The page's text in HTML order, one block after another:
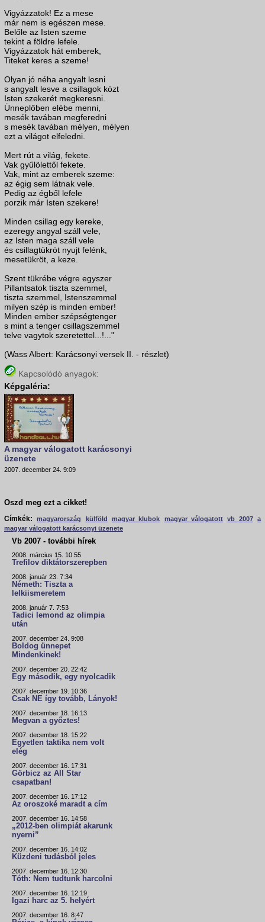
Vigyázzatok! Ez a mese
már nem is egészen mese.
Belőle az Isten szeme
tekint a földre lefele.
Vigyázzatok hát emberek,
Titeket keres a szeme!
Olyan jó néha angyalt lesni
s angyalt lesve a csillagok közt
Isten szekerét megkeresni.
Ünneplőben elébe menni,
mesék tavában megferedni
s mesék tavában mélyen, mélyen
ezt a világot elfeledni.
Mert rút a világ, fekete.
Vak gyűlölettől fekete.
Vak, mint az emberek szeme:
az égig sem látnak vele.
Pedig az égből lefele
porzik már Isten szekere!
Minden csillag egy kereke,
ezeregy angyal száll vele,
az Isten maga száll vele
és csillagtükröt nyujt felénk,
mesetükröt, a keze.
Szent tükrébe végre egyszer
Pillantsatok tiszta szemmel,
tiszta szemmel, Istenszemmel
milyen szép is minden ember!
Minden ember szépségtenger
s mint a tenger csillagszemmel
telve vagytok szeretettel...!..."
(Wass Albert: Karácsonyi versek II. - részlet)
Kapcsolódó anyagok:
Képgaléria:
A magyar válogatott karácsonyi
üzenete
2007. december 24. 9:09
Oszd meg ezt a cikket!
Címkék:
magyarország külföld magyar klubok magyar válogatott vb 2007
a
magyar válogatott karácsonyi üzenete
Vb 2007 - további hírek
2008. március 15. 10:55
Trefilov diktátorszerepben
2008. január 23. 7:34
Németh: Tiszta a
lelkiismeretem
2008. január 7. 7:53
Tadici lemond az olimpia
után
2007. december 24. 9:08
Boldog ünnepet
Mindenkinek!
2007. december 20. 22:42
Egy második, egy nyolcadik
2007. december 19. 10:36
Csak NE így tovább, Lányok!
2007. december 18. 16:13
Megvan a győztes!
2007. december 18. 15:22
Egyetlen taktika nem volt
elég
2007. december 16. 17:31
Görbicz az All Star
csapatban!
2007. december 16. 17:12
Az oroszoké maradt a cím
2007. december 16. 14:58
„2012-ben olimpiát akarunk
nyerni”
2007. december 16. 14:02
Küzdeni tudásból jeles
2007. december 16. 12:30
Tóth: Nem tudtunk harcolni
2007. december 16. 12:19
Igazi harc az 5. helyért
2007. december 16. 8:47